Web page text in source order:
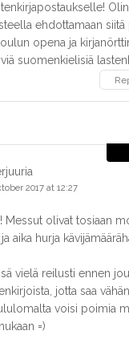
ehdottamaan siitä
opena ja
suomenkielisiä
2017 at 12:27
Messut olivat tosiaan
aika hurja
vielä reilusti ennen
jotta saa
voisi poimia
=)